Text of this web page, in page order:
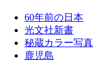
60年前の日本
光文社新書
秘蔵カラー写真
鹿児島